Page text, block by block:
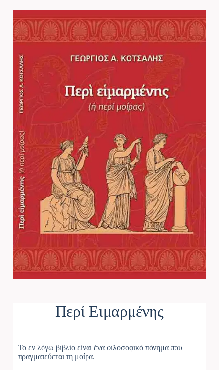
Περί Ειμαρμένης
Το εν λόγω βιβλίο είναι ένα φιλοσοφικό πόνημα που
πραγματεύεται τη μοίρα.